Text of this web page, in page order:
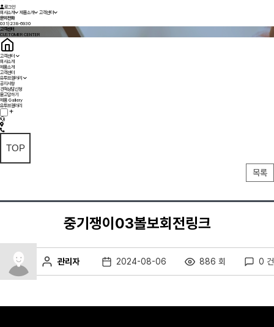
로그인
회사소개
제품소개
고객센터
문의전화
031)238-6930
고객센터
CUSTOMER CENTER
고객센터
회사소개
제품소개
고객센터
유투브갤러리
공지사항
견적상담신청
묻고답하기
제품 Gallery
유투브갤러리
TOP
목록
중기쟁이03볼보회전링크
관리자 2024-08-06 886 회 0 건